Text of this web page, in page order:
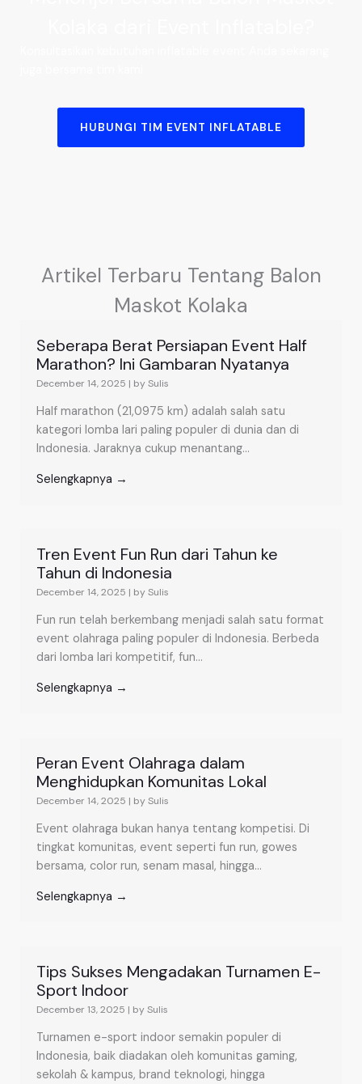
HUBUNGI TIM EVENT INFLATABLE
Artikel Terbaru Tentang Balon
Maskot Kolaka
Seberapa Berat Persiapan Event Half
Marathon? Ini Gambaran Nyatanya
December 14, 2025 | by Sulis
Half marathon (21,0975 km) adalah salah satu
kategori lomba lari paling populer di dunia dan di
Indonesia. Jaraknya cukup menantang...
Selengkapnya →
Tren Event Fun Run dari Tahun ke
Tahun di Indonesia
December 14, 2025 | by Sulis
Fun run telah berkembang menjadi salah satu format
event olahraga paling populer di Indonesia. Berbeda
dari lomba lari kompetitif, fun...
Selengkapnya →
Peran Event Olahraga dalam
Menghidupkan Komunitas Lokal
December 14, 2025 | by Sulis
Event olahraga bukan hanya tentang kompetisi. Di
tingkat komunitas, event seperti fun run, gowes
bersama, color run, senam masal, hingga...
Selengkapnya →
Tips Sukses Mengadakan Turnamen E-
Sport Indoor
December 13, 2025 | by Sulis
Turnamen e-sport indoor semakin populer di
Indonesia, baik diadakan oleh komunitas gaming,
sekolah & kampus, brand teknologi, hingga